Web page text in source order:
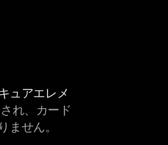
ュアエレメ
れ、カード
ません。